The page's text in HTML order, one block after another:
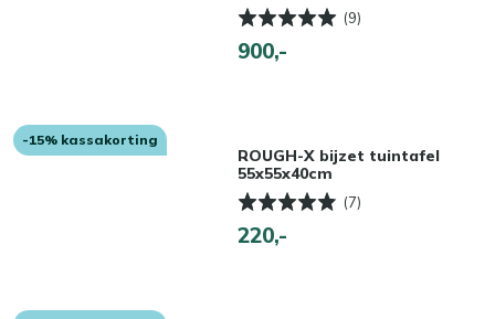
(9)
900,-
-15% kassakorting
ROUGH-X bijzet tuintafel
55x55x40cm
(7)
220,-